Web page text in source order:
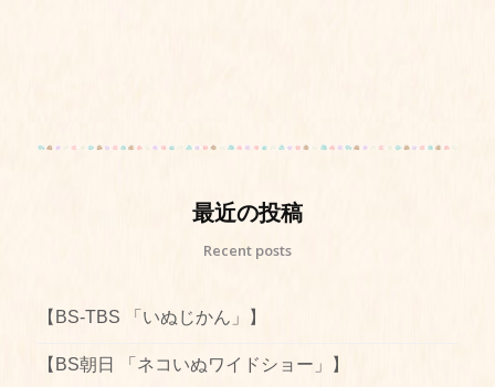
最近の投稿
Recent posts
【BS-TBS 「いぬじかん」】
【BS朝日 「ネコいぬワイドショー」】